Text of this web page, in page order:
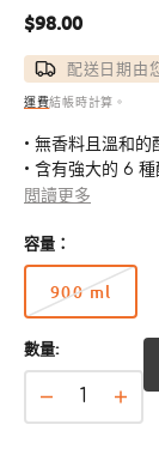
定
價
$98.00
配送日期由
運費結帳時計算。
• 無香料且溫和的
• 含有強大的 6
酶
• 濃縮配方，使用
• 適用於住宅和商
• 環保且可生物降解
• 可在寵物和兒童
• 無刺激性化學殘
• 多功能且易於使用
閲讀更多
容量：
900 ml
版
售
完
或
數量:
Hyginova